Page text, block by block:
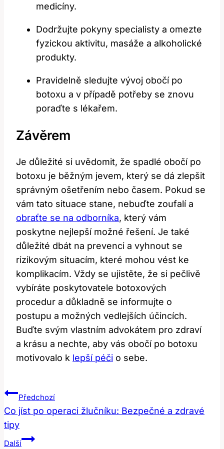
medicíny.
Dodržujte pokyny specialisty a omezte
fyzickou aktivitu, masáže a alkoholické
produkty.
Pravidelně sledujte vývoj obočí po
botoxu a v případě potřeby se znovu
poraďte s lékařem.
Závěrem
Je důležité si uvědomit, že spadlé obočí po
botoxu je běžným jevem, který se dá zlepšit
správným ošetřením nebo časem. Pokud se
vám tato situace stane, nebuďte zoufalí a
obraťte se na odborníka, který vám
poskytne nejlepší možné řešení. Je také
důležité dbát na prevenci a vyhnout se
rizikovým situacím, které mohou vést ke
komplikacím. Vždy se ujistěte, že si pečlivě
vybíráte poskytovatele botoxových
procedur a důkladně se informujte o
postupu a možných vedlejších účincích.
Buďte svým vlastním advokátem pro zdraví
a krásu a nechte, aby vás obočí po botoxu
motivovalo k lepší péči o sebe.
Navigace
Pro
Příspěvek
Předchozí
Co jíst po operaci žlučníku: Bezpečné a zdravé
tipy
Další